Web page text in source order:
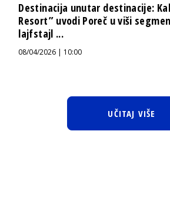
Destinacija unutar destinacije:
Resort” uvodi Poreč u viši
lajfstajl ...
08/04/2026 | 10:00
UČITAJ VIŠE